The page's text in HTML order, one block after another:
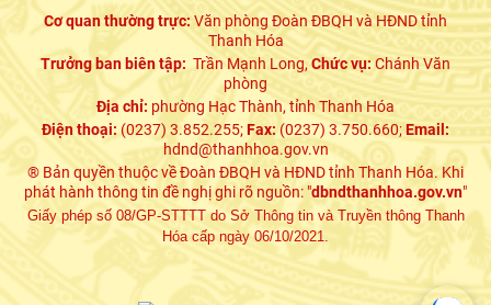
Cơ quan thường trực:Văn phòng Đoàn ĐBQH và HĐND tỉnh
Thanh Hóa
Trưởng ban biên tập: Trần Mạnh Long,Chức vụ:Chánh Văn
phòng
Địa chỉ: phường Hạc Thành, tỉnh Thanh Hóa
Điện thoại:(0237) 3.852.255;Fax:(0237) 3.750.660;Email:
hdnd@thanhhoa.gov.vn
® Bản quyền thuộc về Đoàn ĐBQH và HĐND tỉnh Thanh Hóa. Khi
phát hành thông tin đề nghị ghi rõ nguồn: "dbndthanhhoa.gov.vn"
Giấy phép số 08/GP-STTTT do Sở Thông tin và Truyền thông Thanh
Hóa cấp ngày 06/10/2021.